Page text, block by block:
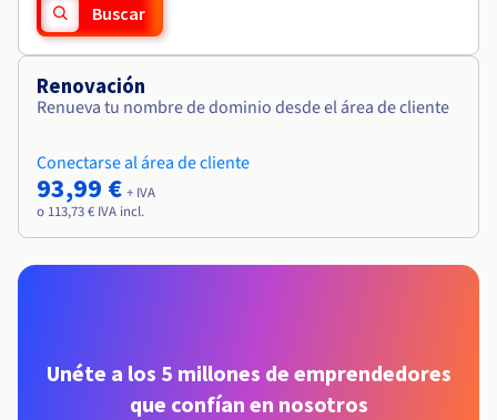
Buscar
Renovación
Renueva tu nombre de dominio desde el área de cliente
Conectarse al área de cliente
93,99 € + IVA
o 113,73 € IVA incl.
Unéte a los 5 millones de emprendedores
que confían en nosotros